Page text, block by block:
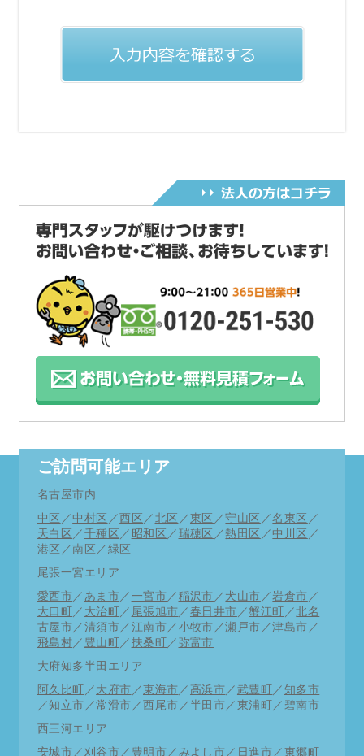
ご訪問可能エリア
名古屋市内
中区 ／中村区 ／西区 ／ 北区 ／東区 ／守山区 ／ 名東区 ／
天白区 ／ 千種区 ／ 昭和区 ／ 瑞穂区 ／ 熱田区 ／中川区 ／
港区 ／南区 ／ 緑区
尾張一宮エリア
愛西市 ／ あま市 ／ 一宮市 ／ 稲沢市 ／ 犬山市 ／ 岩倉市 ／
大口町 ／ 大治町 ／ 尾張旭市 ／ 春日井市 ／蟹江町 ／北名
古屋市 ／ 清須市 ／ 江南市 ／ 小牧市 ／瀬戸市 ／津島市 ／
飛島村 ／ 豊山町 ／ 扶桑町 ／ 弥富市
大府知多半田エリア
阿久比町 ／ 大府市 ／東海市 ／ 高浜市 ／ 武豊町 ／ 知多市
／知立市 ／常滑市 ／西尾市 ／半田市 ／ 東浦町 ／ 碧南市
西三河エリア
安城市 ／ 刈谷市 ／ 豊明市 ／ みよし市 ／ 日進市 ／ 東郷町